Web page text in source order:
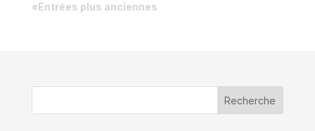
«Entrées plus anciennes
Recherche